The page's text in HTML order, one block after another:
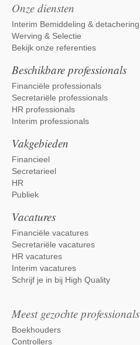
Onze diensten
Interim Bemiddeling & detachering
Werving & Selectie
Bekijk onze referenties
Beschikbare professionals
Financiële professionals
Secretariële professionals
HR professionals
Interim professionals
Vakgebieden
Financieel
Secretarieel
HR
Publiek
Vacatures
Financiële vacatures
Secretariële vacatures
HR vacatures
Interim vacatures
Schrijf je in bij High Quality
Meest gezochte professionals
Boekhouders
Controllers